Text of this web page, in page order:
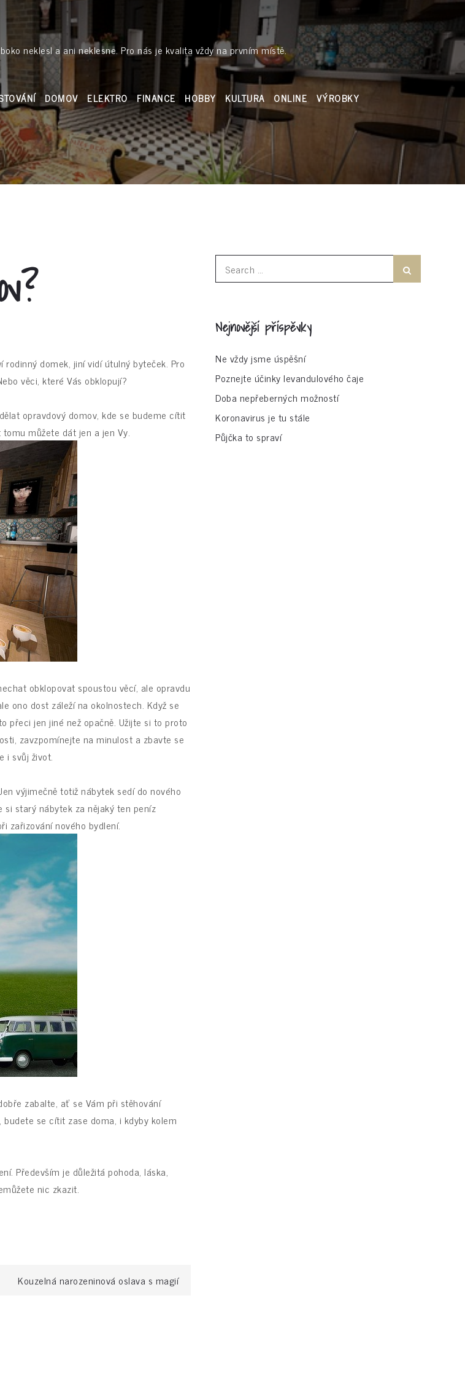
neklesl a ani neklesne. Pro nás je kvalita vždy na prvním místě.
DOMOV ELEKTRO FINANCE HOBBY KULTURA ONLINE VÝROBKY
domek, jiní vidí útulný byteček. Pro
věci, které Vás obklopují?
opravdový domov, kde se budeme cítit
můžete dát jen a jen Vy.
obklopovat spoustou věcí, ale opravdu
ono dost záleží na okolnostech. Když se
přeci jen jiné než opačně. Užijte si to proto
zavzpomínejte na minulost a zbavte se
i svůj život.
výjimečně totiž nábytek sedí do nového
si starý nábytek za nějaký ten peníz
zařizování nového bydlení.
zabalte, ať se Vám při stěhování
se cítit zase doma, i kdyby kolem
Především je důležitá pohoda, láska,
nic zkazit.
Kouzelná narozeninová oslava s magií
for:
Nejnovější příspěvky
Ne vždy jsme úspěšní
Poznejte účinky levandulového čaje
Doba nepřeberných možností
Koronavirus je tu stále
Půjčka to spraví